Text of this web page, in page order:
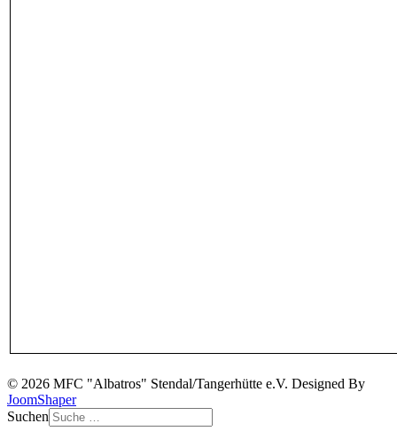
© 2026 MFC "Albatros" Stendal/Tangerhütte e.V. Designed By
JoomShaper
Suchen